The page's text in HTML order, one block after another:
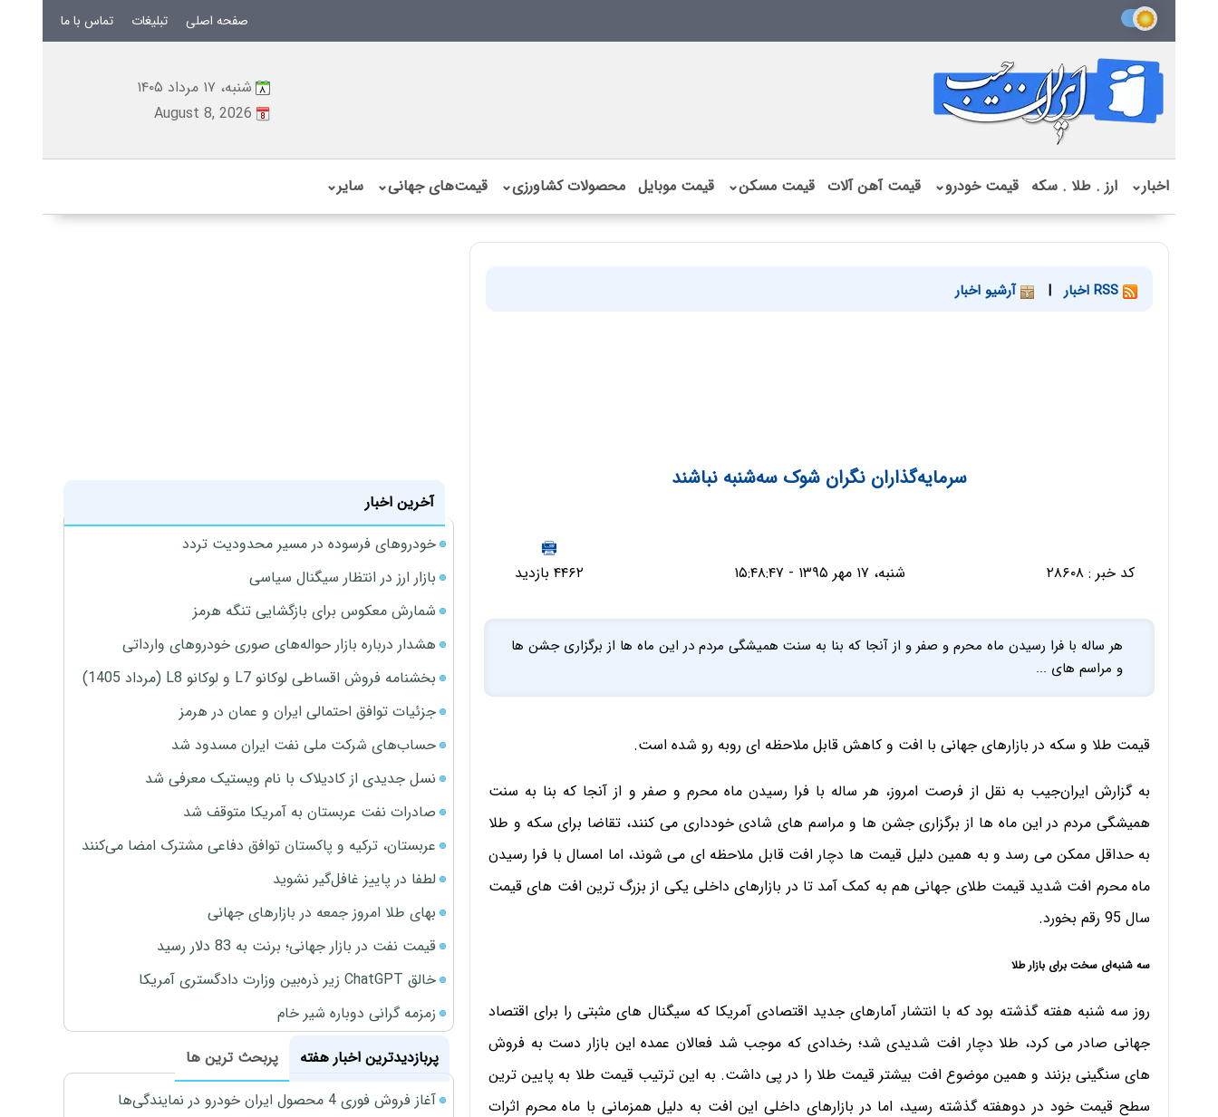
صفحه اصلی تبلیغات تماس با ما
شنبه، ۱۷ مرداد ۱۴۰۵
August 8, 2026
اخبار⌄ ارز . طلا . سکه قیمت خودرو⌄ قیمت آهن آلات قیمت مسکن⌄ قیمت موبایل محصولات کشاورزی⌄ قیمت‌های جهانی⌄ سایر⌄
| آرشیو اخبار
سرمایه‌گذاران نگران شوک سه‌شنبه نباشند
کد خبر :۲۸۶۰۸ شنبه، ۱۷ مهر ۱۳۹۵ - ۱۵:۴۸:۴۷ ۴۴۶۲ بازدید
هر ساله با فرا رسیدن ماه محرم و صفر و از آنجا که بنا به سنت همیشگی مردم در این ماه ها از برگزاری جشن ها
و مراسم های ...
قیمت طلا و سکه در بازارهای جهانی با افت و کاهش قابل ملاحظه ای روبه رو شده است.
به گزارش ایران‌جیب به نقل از فرصت امروز، هر ساله با فرا رسیدن ماه محرم و صفر و از آنجا که بنا به سنت
همیشگی مردم در این ماه ها از برگزاری جشن ها و مراسم های شادی خودداری می کنند، تقاضا برای سکه و طلا
به حداقل ممکن می رسد و به همین دلیل قیمت ها دچار افت قابل ملاحظه ای می شوند، اما امسال با فرا رسیدن
ماه محرم افت شدید قیمت طلای جهانی هم به کمک آمد تا در بازارهای داخلی یکی از بزرگ ترین افت های قیمت
سال 95 رقم بخورد.
سه شنبه‌ای سخت برای بازار طلا
روز سه شنبه هفته گذشته بود که با انتشار آمارهای جدید اقتصادی آمریکا که سیگنال های مثبتی را برای اقتصاد
جهانی صادر می کرد، طلا دچار افت شدیدی شد؛ رخدادی که موجب شد فعالان عمده این بازار دست به فروش
های سنگینی بزنند و همین موضوع افت بیشتر قیمت طلا را در پی داشت. به این ترتیب قیمت طلا به پایین ترین
سطح قیمت خود در دوهفته گذشته رسید، اما در بازارهای داخلی این افت به دلیل همزمانی با ماه محرم اثرات
آخرین اخبار
خودروهای فرسوده در مسیر محدودیت تردد
بازار ارز در انتظار سیگنال سیاسی
شمارش معکوس برای بازگشایی تنگه هرمز
هشدار درباره بازار حواله‌های صوری خودروهای وارداتی
بخشنامه فروش اقساطی لوکانو L7 و لوکانو L8 (مرداد 1405)
جزئیات توافق احتمالی ایران و عمان در هرمز
حساب‌های شرکت ملی نفت ایران مسدود شد
نسل جدیدی از کادیلاک با نام ویستیک معرفی شد
صادرات نفت عربستان به آمریکا متوقف شد
عربستان، ترکیه و پاکستان توافق دفاعی مشترک امضا می‌کنند
لطفا در پاییز غافل‌گیر نشوید
بهای طلا امروز جمعه در بازارهای جهانی
قیمت نفت در بازار جهانی؛ برنت به 83 دلار رسید
خالق ChatGPT زیر ذره‌بین وزارت دادگستری آمریکا
زمزمه گرانی دوباره شیر خام
پربازدیدترین اخبار هفته
پربحث ترین ها
آغاز فروش فوری 4 محصول ایران خودرو در نمایندگی‌ها